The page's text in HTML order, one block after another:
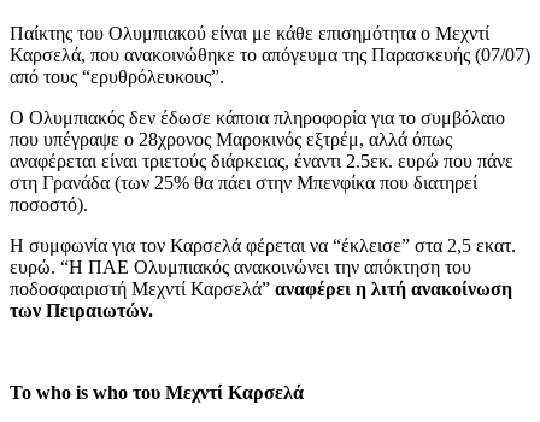
Παίκτης του Ολυμπιακού είναι με κάθε επισημότητα ο Μεχντί
Καρσελά, που ανακοινώθηκε το απόγευμα της Παρασκευής (07/07)
από τους “ερυθρόλευκους”.
Ο Ολυμπιακός δεν έδωσε κάποια πληροφορία για το συμβόλαιο
που υπέγραψε ο 28χρονος Μαροκινός εξτρέμ, αλλά όπως
αναφέρεται είναι τριετούς διάρκειας, έναντι 2.5εκ. ευρώ που πάνε
στη Γρανάδα (των 25% θα πάει στην Μπενφίκα που διατηρεί
ποσοστό).
Η συμφωνία για τον Καρσελά φέρεται να “έκλεισε” στα 2,5 εκατ.
ευρώ. “Η ΠΑΕ Ολυμπιακός ανακοινώνει την απόκτηση του
ποδοσφαιριστή Μεχντί Καρσελά” αναφέρει η λιτή ανακοίνωση
των Πειραιωτών.
Το who is who του Μεχντί Καρσελά